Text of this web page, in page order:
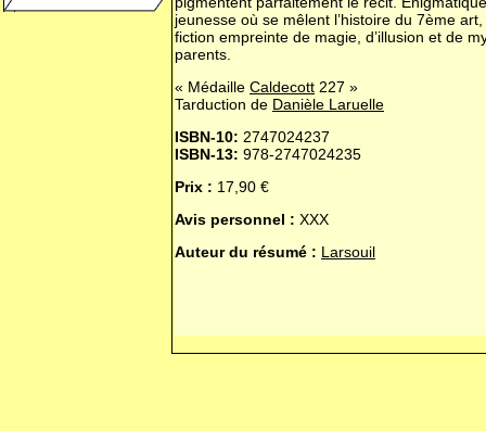
jeunesse où se mêlent l’histoire du 7ème
fiction empreinte de magie, d’illusion et de
parents.
« Médaille Caldecott 227 »
Tarduction de Danièle Laruelle
ISBN-10: 2747024237
ISBN-13: 978-2747024235
Prix : 17,90 €
Avis personnel : XXX
Auteur du résumé : Larsouil